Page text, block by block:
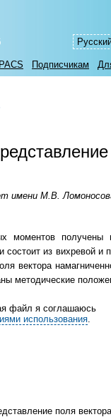
PACS Подписчикам
имени М.В.
моментов получены
состоит из вихревой
вектора
файл я соглашаюсь
использования.
поля